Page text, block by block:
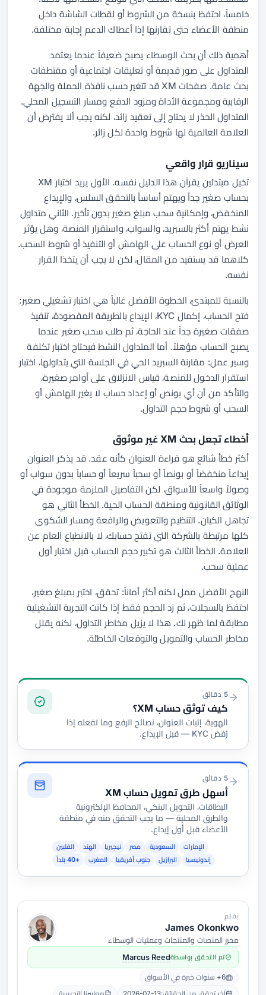
خامساً، احتفظ بنسخة من الشروط أو لقطات الشاشة داخل
منطقة الأعضاء حتى تقارنها إذا أعطاك الدعم إجابة مختلفة.
أهمية ذلك أن بحث الوسطاء يصبح ضعيفاً عندما يعتمد
المتداول على صور قديمة أو تعليقات اجتماعية أو مقتطفات
بحث عامة. صفحات XM قد تتغير حسب نافذة الحملة والجهة
الرقابية ومجموعة الأداة ومزود الدفع ومسار التسجيل المحلي.
المتداول الحذر لا يحتاج إلى تعقيد زائد، لكنه يجب ألا يفترض أن
العلامة العالمية لها شروط واحدة لكل زائر.
سيناريو قرار واقعي
تخيل مبتدئين يقرآن هذا الدليل نفسه. الأول يريد اختبار XM
بحساب صغير جداً ويهتم أساساً بالتحقق السلس، والإيداع
المنخفض، وإمكانية سحب مبلغ صغير بدون تأخير. الثاني متداول
نشط يهتم أكثر بالسبريد، والسواب، واستقرار المنصة، وهل يؤثر
العرض أو نوع الحساب على الهامش أو التنفيذ أو شروط السحب.
كلاهما قد يستفيد من المقال، لكن لا يجب أن يتخذا القرار
نفسه.
بالنسبة للمبتدئ، الخطوة الأفضل غالباً هي اختبار تشغيلي صغير:
فتح الحساب، إكمال KYC، الإيداع بالطريقة المقصودة، تنفيذ
صفقات صغيرة جداً عند الحاجة، ثم طلب سحب صغير عندما
يصبح الحساب مؤهلاً. أما المتداول النشط فيحتاج اختبار تكلفة
وسير عمل: مقارنة السبريد الحي في الجلسة التي يتداولها، اختبار
استقرار الدخول للمنصة، قياس الانزلاق على أوامر صغيرة،
والتأكد من أن أي بونص أو إعداد حساب لا يغير الهامش أو
السحب أو شروط حجم التداول.
أخطاء تجعل بحث XM غير موثوق
أكثر خطأ شائع هو قراءة العنوان كأنه عقد. قد يذكر العنوان
إيداعاً منخفضاً أو بونصاً أو سحباً سريعاً أو حساباً بدون سواب أو
وصولاً واسعاً للأسواق، لكن التفاصيل الملزمة موجودة في
الوثائق القانونية ومنطقة الحساب الحية. الخطأ الثاني هو
تجاهل الكيان. التنظيم والتعويض والرافعة ومسار الشكوى
كلها مرتبطة بالشركة التي تفتح حسابك، لا بالانطباع العام عن
العلامة. الخطأ الثالث هو تكبير حجم الحساب قبل اختبار أول
عملية سحب.
النهج الأفضل ممل لكنه أكثر أماناً: تحقق، اختبر بمبلغ صغير،
احتفظ بالسجلات، ثم زد الحجم فقط إذا كانت التجربة التشغيلية
مطابقة لما ظهر لك. هذا لا يزيل مخاطر التداول، لكنه يقلل
مخاطر الحساب والتمويل والتوقعات الخاطئة.
التوثيق والتمويل
5 دقائق
كيف توثق حساب XM؟
الهوية، إثبات العنوان، نصائح الرفع وما تفعله إذا
رُفض KYC — قبل الإيداع.
5 دقائق
أسهل طرق تمويل حساب XM
البطاقات، التحويل البنكي، المحافظ الإلكترونية
والطرق المحلية — ما يجب التحقق منه في منطقة
الأعضاء قبل أول إيداع.
الإمارات السعودية مصر نيجيريا الهند
الفلبين
إندونيسيا
البرازيل جنوب أفريقيا المغرب +40 بلداً
بقلم
James Okonkwo
محرر المنصات والمنتجات وعمليات الوسطاء
تم التحقق بواسطةMarcus Reed
6+ سنوات خبرة في الأسواق